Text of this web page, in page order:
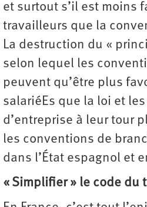
et surtout s’il est moins
travailleurs que la
La destruction du «
selon lequel les
peuvent qu’être plus
salariéEs que la loi et
d’entreprise à leur tour
les conventions de
dans l’État espagnol et
« Simplifier » le code du